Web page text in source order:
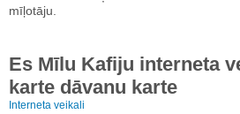
mīļotāju.
Es Mīlu Kafiju interneta
karte dāvanu karte
Interneta veikali